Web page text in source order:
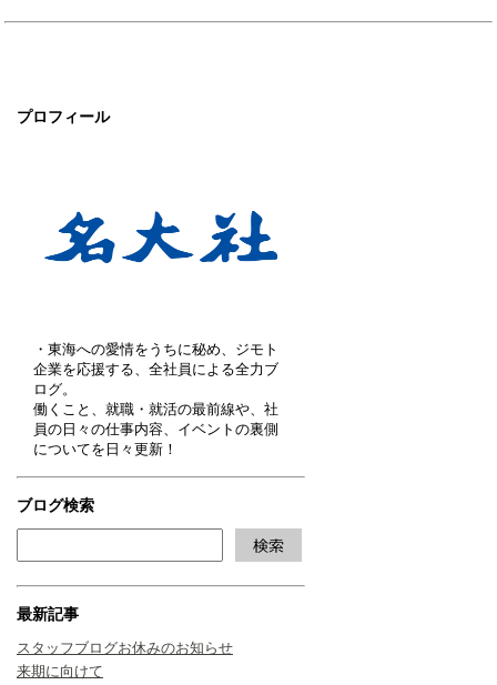
プロフィール
・東海への愛情をうちに秘め、ジモト
企業を応援する、全社員による全力ブ
ログ。
働くこと、就職・就活の最前線や、社
員の日々の仕事内容、イベントの裏側
についてを日々更新！
ブログ検索
最新記事
スタッフブログお休みのお知らせ
来期に向けて